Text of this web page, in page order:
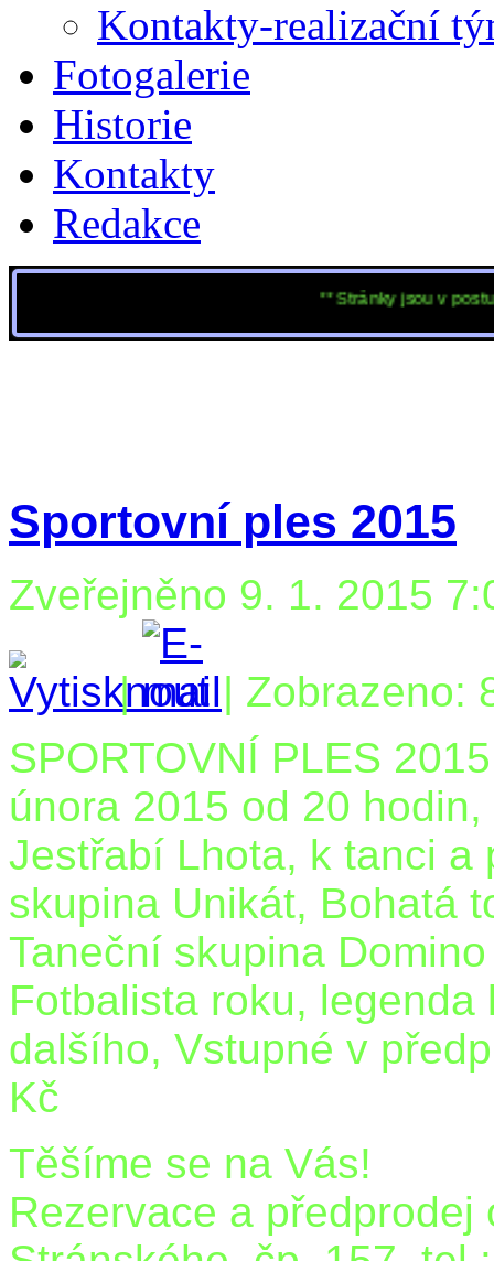
Kontakty-realizační
Fotogalerie
Historie
Kontakty
Redakce
** Stránky jsou v postupné
Sportovní ples 2015
Zveřejněno 9. 1. 2015
|
| Zobrazeno:
SPORTOVNÍ PLES
února 2015 od 20
Jestřabí Lhota, k tanci a
skupina Unikát, Bohatá
Taneční skupina
Fotbalista roku,
dalšího, Vstupné v
Kč
Těšíme se na Vás!
Rezervace a